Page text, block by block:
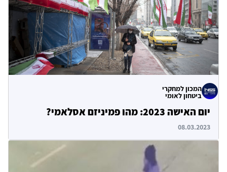
המכון למחקרי
ביטחון לאומי
יום האישה 2023: מהו פמיניזם אסלאמי?
08.03.2023